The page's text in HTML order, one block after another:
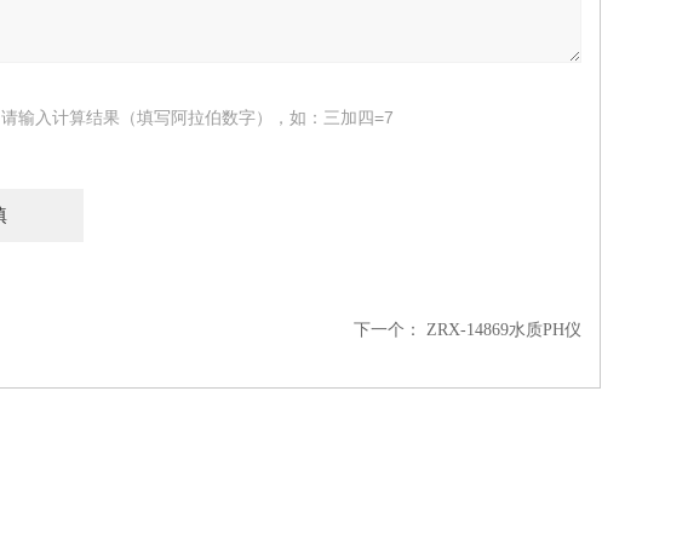
请输入计算结果（填写阿拉伯数字），如：三加四=7
下一个： ZRX-14869水质PH仪